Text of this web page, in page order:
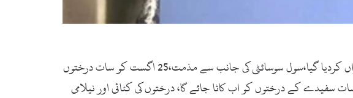
سوات(زما سوات ڈاٹ کام) سنٹرل اسپتال سیدو شریف میں درختوں کی نیلامی اور کٹائی کے لئے اشتہار اویزاں کردیا گیا،سول سوسائٹی کی جانب سے مذمت،25 اگست کو سات درختوں
سفیدے کے درختوں کو اب کاٹا جائے گا، درختوں کی کٹائی اور نیلامی